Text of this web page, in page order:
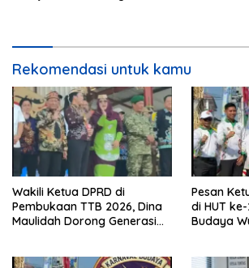
Rekomendasi untuk kamu
Wakili Ketua DPRD di
Pembukaan TTB 2026, Dina
Maulidah Dorong Generasi
Pesan
di HUT
Budaya